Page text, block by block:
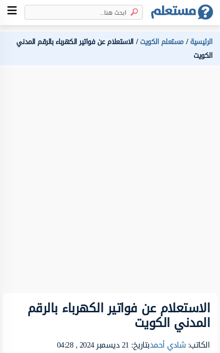
الرئيسية مستعلم الكويت الاستعلام عن فواتير الكهرباء بالرقم المدني
الكويت
الاستعلام عن فواتير الكهرباء بالرقم
المدني الكويت
الكاتب:شادي أحمدبتاريخ: 21 ديسمبر 2024 , 04:28